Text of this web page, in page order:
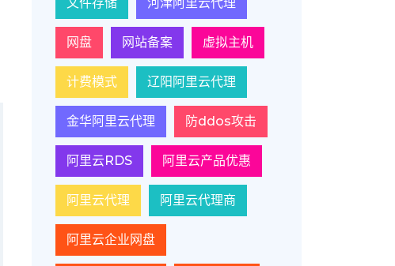
网盘 网站备案 虚拟主机
计费模式 辽阳阿里云代理
金华阿里云代理 防ddos攻击
阿里云RDS 阿里云产品优惠
阿里云代理 阿里云代理商
阿里云企业网盘